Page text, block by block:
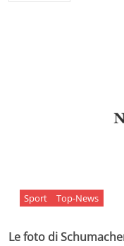
Sport Top-News
Le foto di